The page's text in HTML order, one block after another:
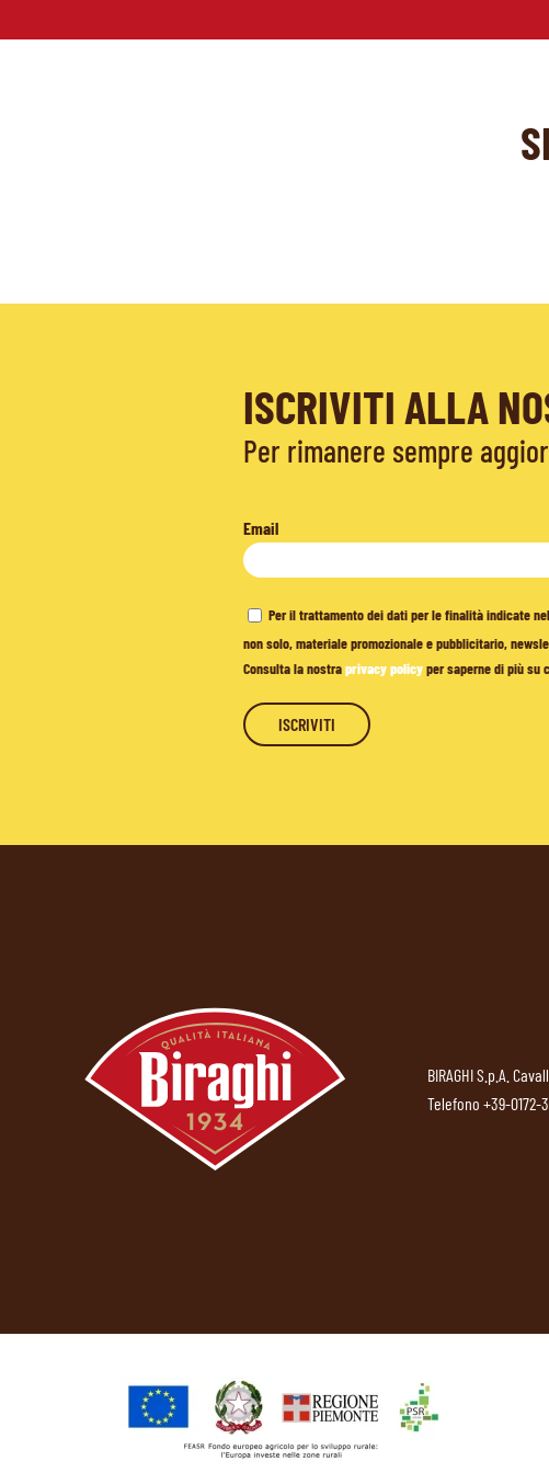
ISCRIVITI ALLA
Per rimanere sempre
Email
Per il trattamento dei dati per le finalità indicate
non solo, materiale promozionale e pubblicitario,
Consulta la nostraprivacy policyper saperne di più su
BIRAGHI S.p.A.
Telefono +39-0172-